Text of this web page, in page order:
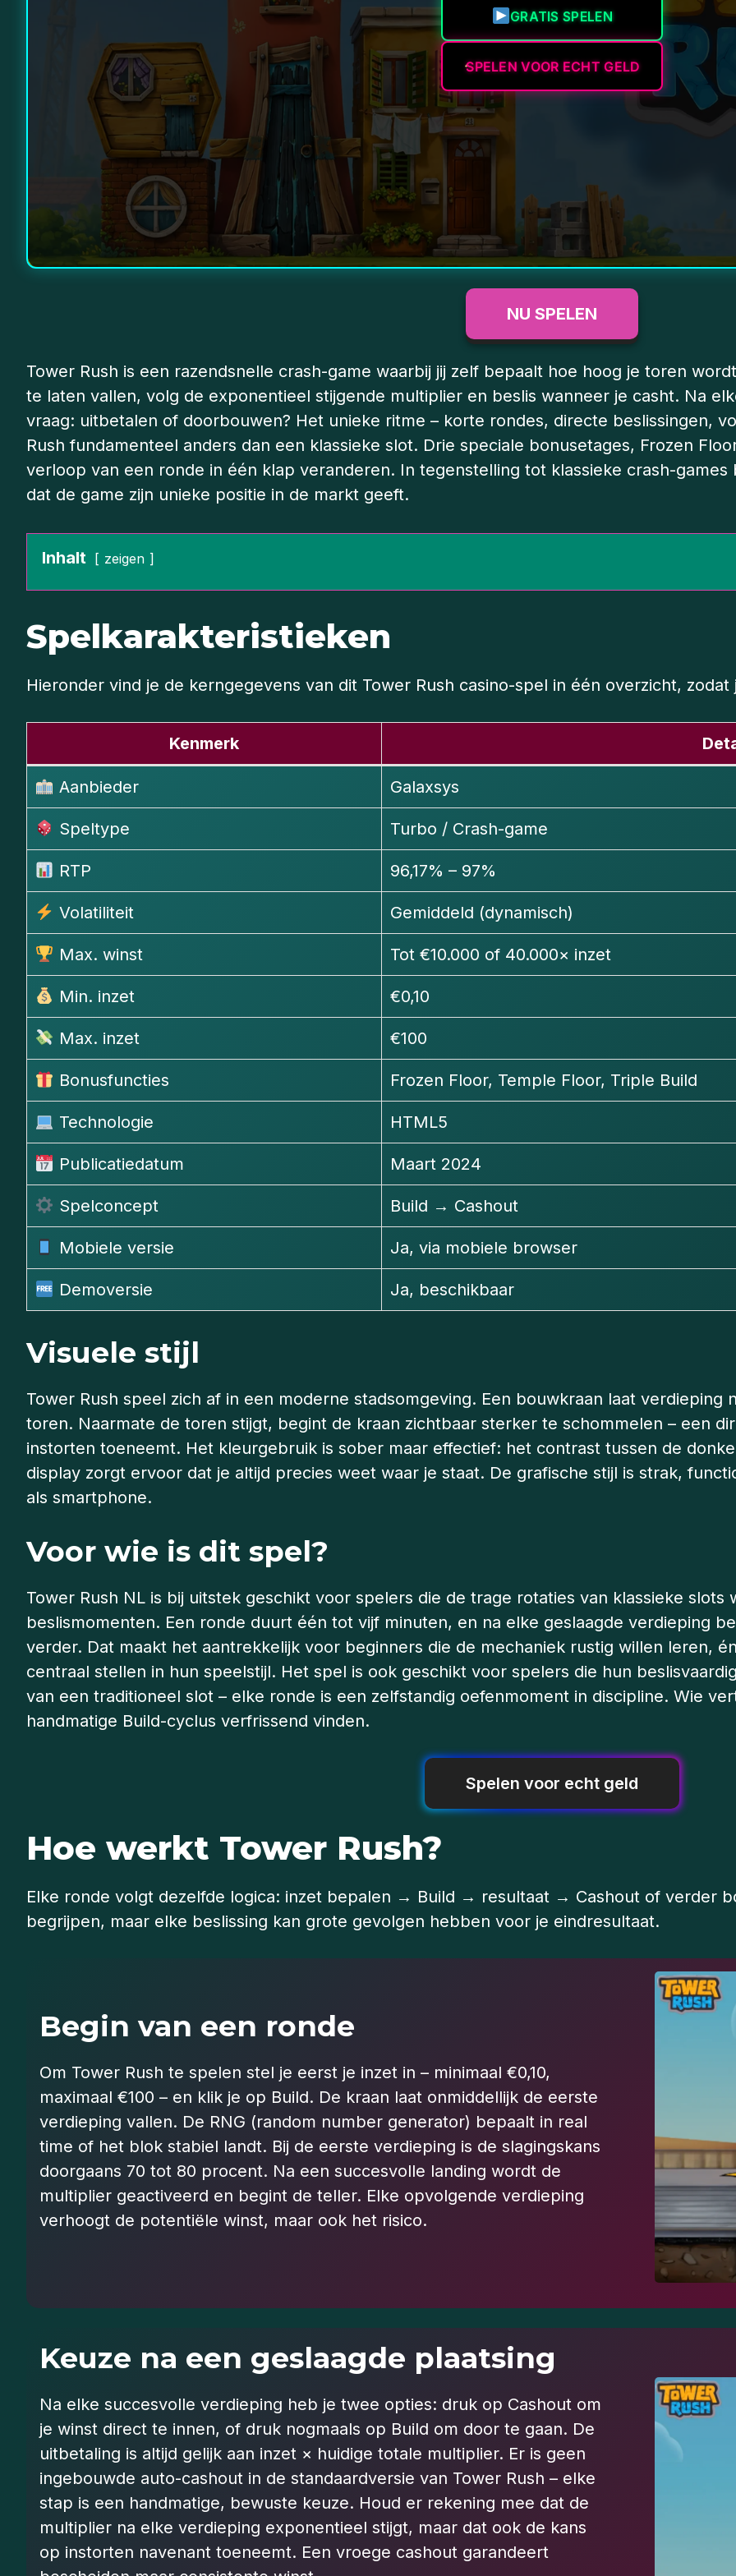
GRATIS SPELEN
SPELEN VOOR ECHT GELD
NU SPELEN
Tower Rush is een razendsnelle crash-game waarbij jij zelf bepaalt hoe hoog je toren
te laten vallen, volg de exponentieel stijgende multiplier en beslis wanneer je casht. Na
vraag: uitbetalen of doorbouwen? Het unieke ritme – korte rondes, directe beslissingen,
Rush fundamenteel anders dan een klassieke slot. Drie speciale bonusetages, Frozen
verloop van een ronde in één klap veranderen. In tegenstelling tot klassieke crash-
dat de game zijn unieke positie in de markt geeft.
Inhalt zeigen
Spelkarakteristieken
Hieronder vind je de kerngegevens van dit Tower Rush casino-spel in één overzicht,
Kenmerk
Aanbieder Galaxsys
Speltype Turbo / Crash-game
RTP 96,17% – 97%
Volatiliteit Gemiddeld (dynamisch)
Max. winst Tot €10.000 of 40.000× inzet
Min. inzet €0,10
Max. inzet €100
Bonusfuncties Frozen Floor, Temple Floor, Triple Build
Technologie HTML5
Publicatiedatum Maart 2024
Spelconcept Build → Cashout
Mobiele versie Ja, via mobiele browser
Demoversie Ja, beschikbaar
Visuele stijl
Tower Rush speel zich af in een moderne stadsomgeving. Een bouwkraan laat
toren. Naarmate de toren stijgt, begint de kraan zichtbaar sterker te schommelen – een
instorten toeneemt. Het kleurgebruik is sober maar effectief: het contrast tussen de
display zorgt ervoor dat je altijd precies weet waar je staat. De grafische stijl is strak,
als smartphone.
Voor wie is dit spel?
Tower Rush NL is bij uitstek geschikt voor spelers die de trage rotaties van klassieke
beslismomenten. Een ronde duurt één tot vijf minuten, en na elke geslaagde verdieping
verder. Dat maakt het aantrekkelijk voor beginners die de mechaniek rustig willen leren,
centraal stellen in hun speelstijl. Het spel is ook geschikt voor spelers die hun
van een traditioneel slot – elke ronde is een zelfstandig oefenmoment in discipline. Wie
handmatige Build-cyclus verfrissend vinden.
Spelen voor echt geld
Hoe werkt Tower Rush?
Elke ronde volgt dezelfde logica: inzet bepalen → Build → resultaat → Cashout of verder
begrijpen, maar elke beslissing kan grote gevolgen hebben voor je eindresultaat.
Begin van een ronde
Om Tower Rush te spelen stel je eerst je inzet in – minimaal €0,10,
maximaal €100 – en klik je op Build. De kraan laat onmiddellijk de eerste
verdieping vallen. De RNG (random number generator) bepaalt in real
time of het blok stabiel landt. Bij de eerste verdieping is de slagingskans
doorgaans 70 tot 80 procent. Na een succesvolle landing wordt de
multiplier geactiveerd en begint de teller. Elke opvolgende verdieping
verhoogt de potentiële winst, maar ook het risico.
Keuze na een geslaagde plaatsing
Na elke succesvolle verdieping heb je twee opties: druk op Cashout om
je winst direct te innen, of druk nogmaals op Build om door te gaan. De
uitbetaling is altijd gelijk aan inzet × huidige totale multiplier. Er is geen
ingebouwde auto-cashout in de standaardversie van Tower Rush – elke
stap is een handmatige, bewuste keuze. Houd er rekening mee dat de
multiplier na elke verdieping exponentieel stijgt, maar dat ook de kans
op instorten navenant toeneemt. Een vroege cashout garandeert